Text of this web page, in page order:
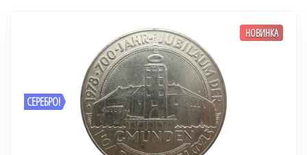
СЕРЕБРО!
НОВИНКА